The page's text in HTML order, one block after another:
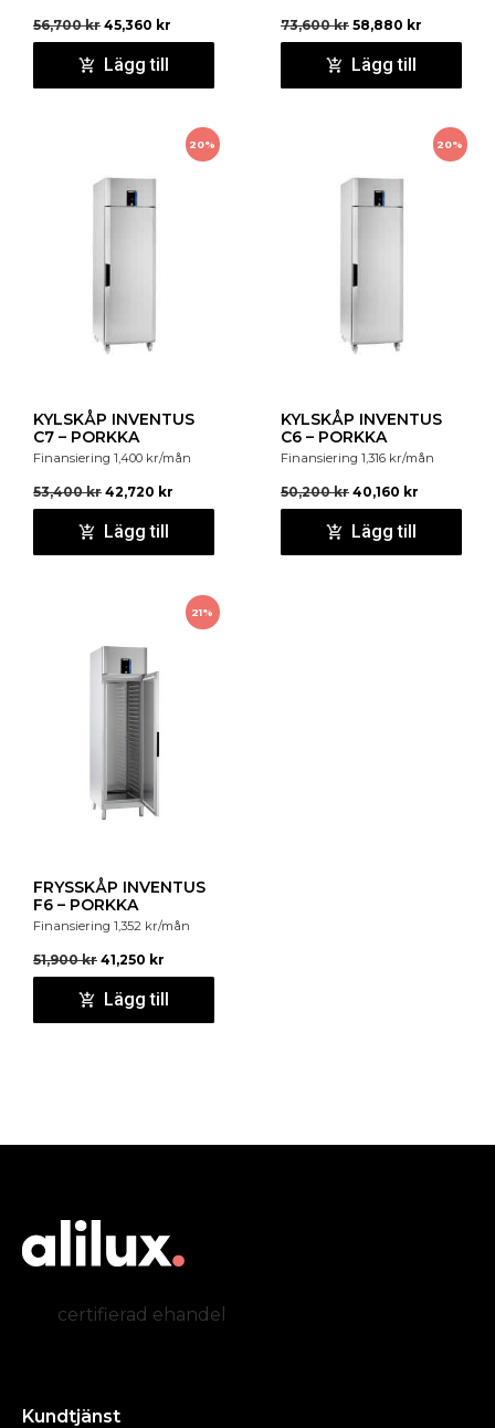
56,700kr 45,360 kr
Lägg till
73,600kr 58,880 kr
Lägg till
20%
KYLSKÅP INVENTUS
C7 – PORKKA
Finansiering 1,400 kr/mån
53,400kr 42,720 kr
Lägg till
20%
KYLSKÅP INVENTUS
C6 – PORKKA
Finansiering 1,316 kr/mån
50,200kr 40,160 kr
Lägg till
21%
FRYSSKÅP INVENTUS
F6 – PORKKA
Finansiering 1,352 kr/mån
51,900kr 41,250 kr
Lägg till
certifierad ehandel
Kundtjänst